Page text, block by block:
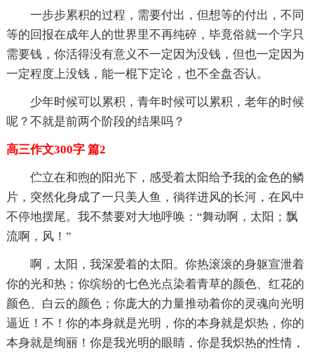
一步步累积的过程，需要付出，但想等的付出，不同
等的回报在成年人的世界里不再纯碎，毕竟俗就一个字只
需要钱，你活得没有意义不一定因为没钱，但也一定因为
一定程度上没钱，能一棍下定论，也不全盘否认。
少年时候可以累积，青年时候可以累积，老年的时候
呢？不就是前两个阶段的结果吗？
高三作文300字 篇2
伫立在和煦的阳光下，感受着太阳给予我的金色的鳞
片，突然化身成了一只美人鱼，徜徉进风的长河，在风中
不停地摆尾。我不禁要对大地呼唤：“舞动啊，太阳；飘
流啊，风！”
啊，太阳，我深爱着的太阳。你热滚滚的身躯宣泄着
你的光和热；你缤纷的七色光点染着青草的颜色、红花的
颜色、白云的颜色；你庞大的力量推动着你的灵魂向光明
逼近！不！你的本身就是光明，你的本身就是炽热，你的
本身就是绚丽！你是我光明的眼睛，你是我炽热的性情，